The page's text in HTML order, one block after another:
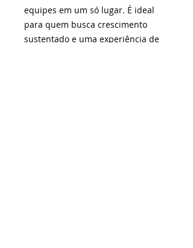
equipes em um só lugar. É ideal
para quem busca crescimento
sustentado e uma experiência de